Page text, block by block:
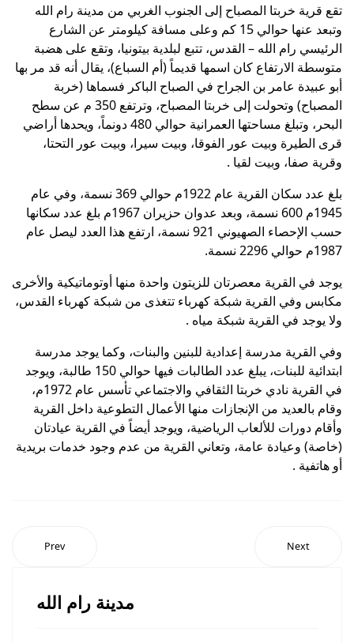
تقع قرية خربتا المصباح إلى الجنوب الغربي من مدينة رام الله
وتبعد عنها حوالي 15 كم وعلى مسافة كيلومتر عن الشارع
الرئيسي رام الله – القدس، تتبع لبلدية بيتونيا، وتقع على هضبة
متوسطة الارتفاع كان اسمها قديماً (أم السباع)، يقال أنه قد مر بها
أبو عبيدة عامر بن الجراح في الصباح الباكر فسماها (خربة
المصباح) وتحولت إلى خربتا المصباح، وترتفع 350 م عن سطح
البحر، وتبلغ مساحتها العمرانية حوالي 480 دونماً، ويحدها أراضي
قرى الطيرة وبيت عور الفوقا، وبيت سيرا، وبيت عور التحتا،
وقرية صفا، وبيت لقيا .
بلغ عدد سكان القرية عام 1922م حوالي 369 نسمة، وفي عام
1945م 600 نسمة، وبعد عدوان حزيران 1967م بلغ عدد سكانها
حسب الإحصاء الصهيوني 921 نسمة، ارتفع هذا العدد ليصل عام
1987م حوالي 2296 نسمة.
يوجد في القرية معصرتان للزيتون واحدة منها أوتوماتيكية والأخرى
مكابس وفي القرية شبكة كهرباء تتغذى من شبكة كهرباء القدس،
ولا يوجد في القرية شبكة مياه .
وفي القرية مدرسة إعدادية للبنين والبنات، وكما يوجد مدرسة
ابتدائية للبنات، يبلغ عدد الطالبات فيها حوالي 150 طالبة، ويوجد
في القرية نادي خربتا الثقافي والاجتماعي تأسس عام 1972م،
وقام بالعديد من الإنجازات منها الأعمال التطوعية داخل القرية
وأقام دورات للألعاب الرياضية، ويوجد أيضاً في القرية عيادتان
(خاصة) وعيادة عامة، وتعاني القرية من عدم وجود خدمات بريدية
أو هاتفية .
Prev Next
مدينة رام الله